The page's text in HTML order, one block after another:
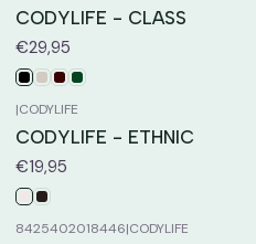
CODYLIFE - CLASS
€29,95
|CODYLIFE
CODYLIFE - ETHNIC
€19,95
8425402018446|CODYLIFE